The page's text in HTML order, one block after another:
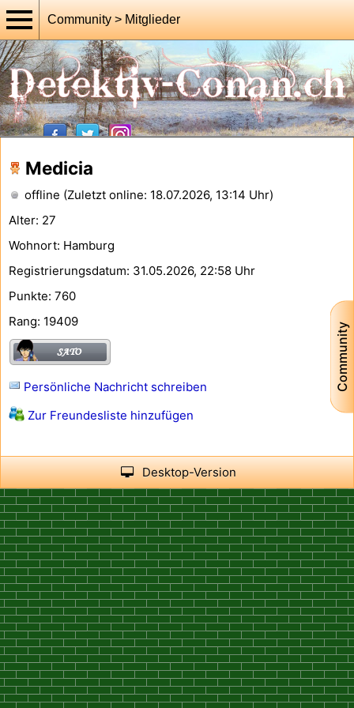
Community > Mitglieder
Community
Medicia
offline (Zuletzt online: 18.07.2026, 13:14 Uhr)
Alter: 27
Wohnort: Hamburg
Registrierungsdatum: 31.05.2026, 22:58 Uhr
Punkte: 760
Rang: 19409
Persönliche Nachricht schreiben
Zur Freundesliste hinzufügen
Desktop-Version